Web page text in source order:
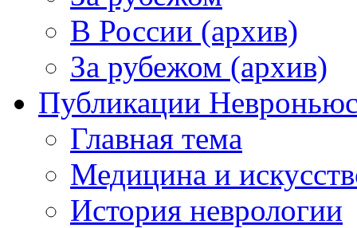
В России (архив)
За рубежом (архив)
Публикации
Главная тема
Медицина и
История неврологии